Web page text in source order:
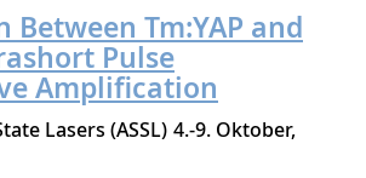
Between Tm:YAP and
Pulse
Amplification
Lasers (ASSL) 4.-9. Oktober